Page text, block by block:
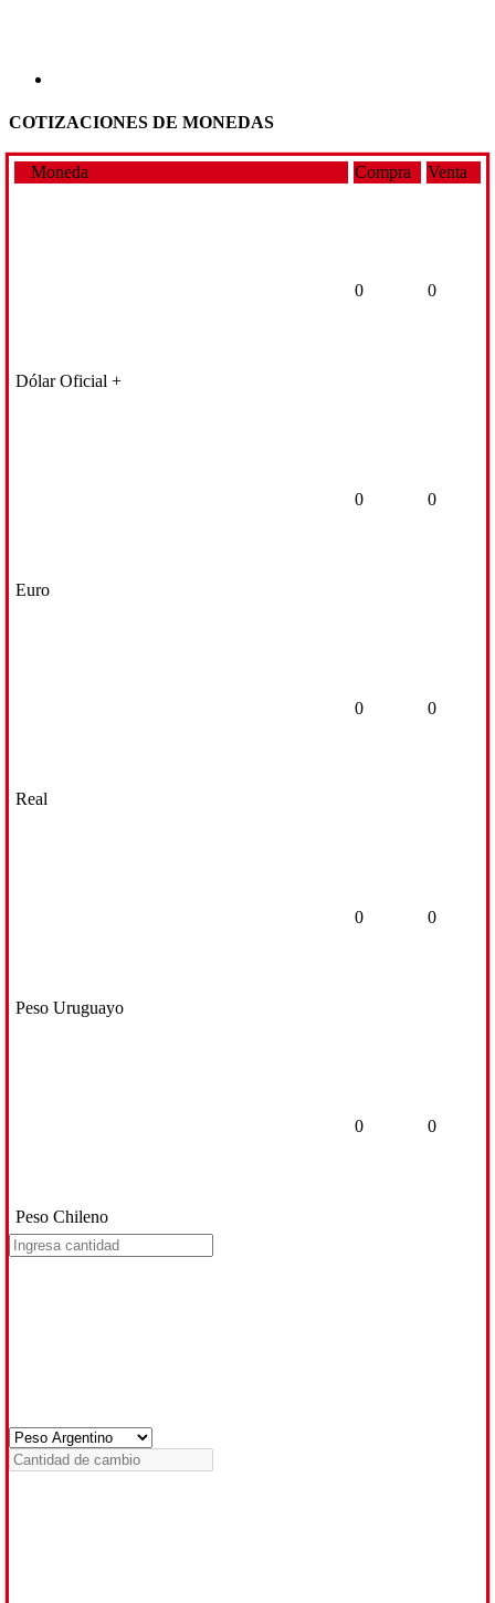
COTIZACIONES DE MONEDAS
Moneda Compra Venta
Dólar Oficial +
0 0
Euro
0 0
Real
0 0
Peso Uruguayo
0 0
Peso Chileno
0 0